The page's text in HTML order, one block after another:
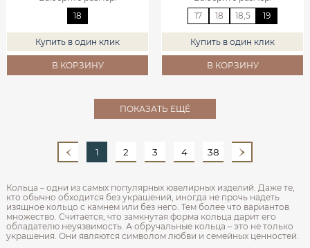
18
Купить в один клик
В КОРЗИНУ
17
18 18,5 19
Купить в один клик
В КОРЗИНУ
ПОКАЗАТЬ ЕЩЁ
1 2 3 4 38
Кольца – одни из самых популярных ювелирных изделий. Даже те,
кто обычно обходится без украшений, иногда не прочь надеть
изящное кольцо с камнем или без него. Тем более что вариантов
множество. Считается, что замкнутая форма кольца дарит его
обладателю неуязвимость. А обручальные кольца – это не только
украшения. Они являются символом любви и семейных ценностей.